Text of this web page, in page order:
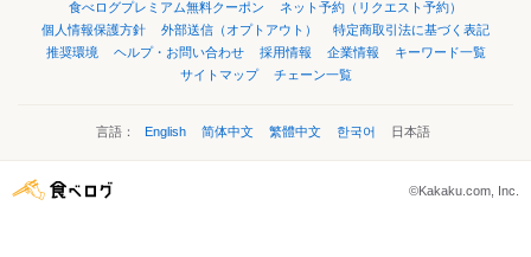
食べログプレミアム無料クーポン
ネット予約（リクエスト予約）
個人情報保護方針
外部送信（オプトアウト）
特定商取引法に基づく表記
推奨環境
ヘルプ・お問い合わせ 採用情報 企業情報
キーワード一覧
サイトマップ
チェーン一覧
言語： English 简体中文 繁體中文 한국어 日本語
©Kakaku.com, Inc.